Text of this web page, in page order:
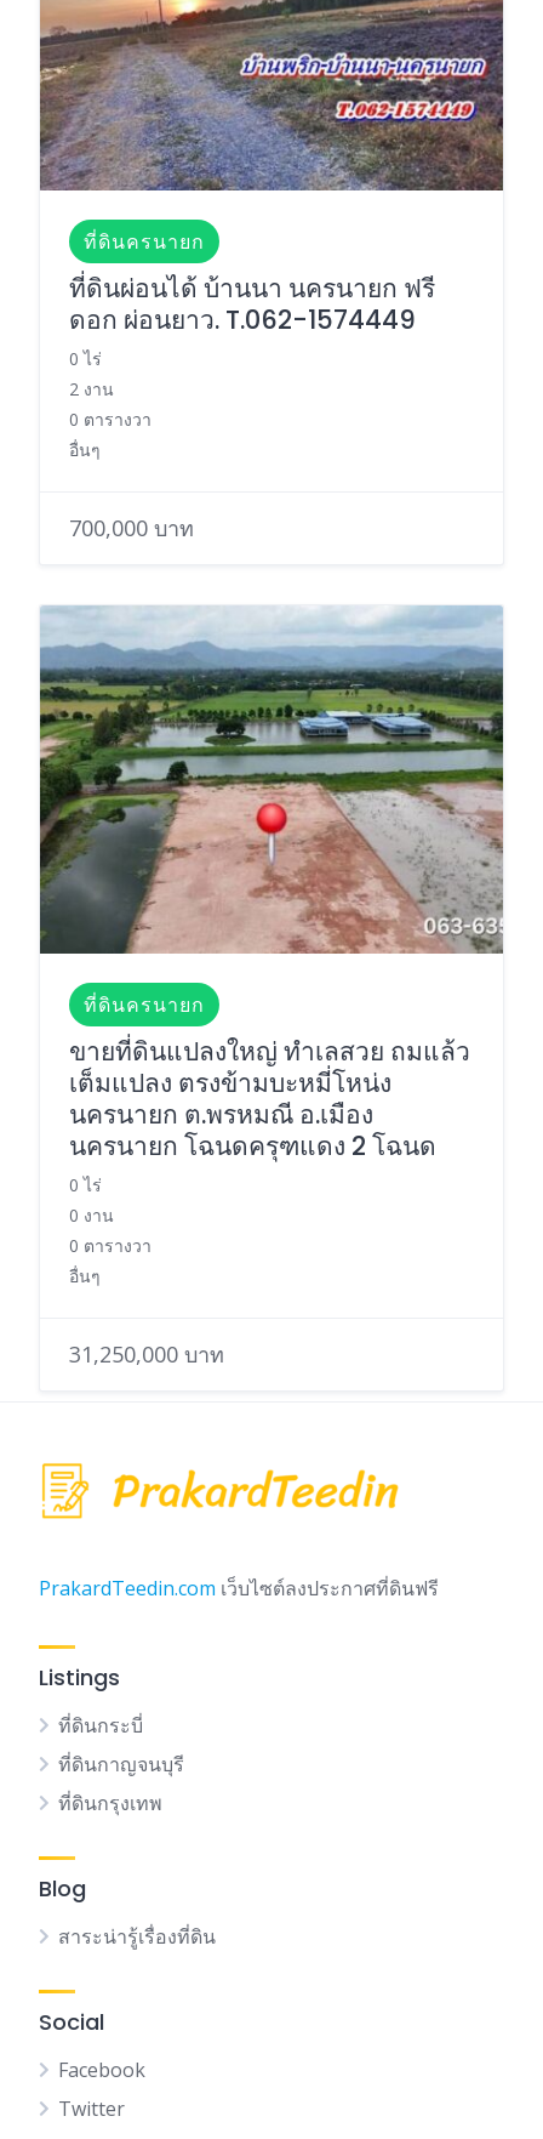
ที่ดินครนายก
ที่ดินผ่อนได้ บ้านนา นครนายก ฟรี
ดอก ผ่อนยาว. T.062-1574449
0 ไร่
2 งาน
0 ตารางวา
อื่นๆ
700,000 บาท
ที่ดินครนายก
ขายที่ดินแปลงใหญ่ ทำเลสวย ถมแล้ว
เต็มแปลง ตรงข้ามบะหมี่โหน่ง
นครนายก ต.พรหมณี อ.เมือง
นครนายก โฉนดครุฑแดง 2 โฉนด
0 ไร่
0 งาน
0 ตารางวา
อื่นๆ
31,250,000 บาท
PrakardTeedin.com เว็บไซต์ลงประกาศที่ดินฟรี
Listings
ที่ดินกระบี่
ที่ดินกาญจนบุรี
ที่ดินกรุงเทพ
Blog
สาระน่ารู้เรื่องที่ดิน
Social
Facebook
Twitter